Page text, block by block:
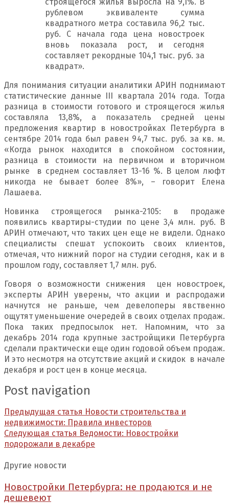
строящегося жилья выросла на 9,1%. В
рублевом эквиваленте сумма
квадратного метра составила 96,2 тыс.
руб. С начала года цена новостроек
вновь показала рост, и сегодня
составляет рекордные 104,1 тыс. руб. за
квадрат».
Для понимания ситуации аналитики АРИН поднимают
статистические данные III квартала 2014 года. Тогда
разница в стоимости готового и строящегося жилья
составляла 13,8%, а показатель средней цены
предложения квартир в новостройках Петербурга в
сентябре 2014 года был равен 94,7 тыс. руб. за кв. м.
«Когда рынок находится в спокойном состоянии,
разница в стоимости на первичном и вторичном
рынке в среднем составляет 13-16 %. В целом люфт
никогда не бывает более 8%», – говорит Елена
Лашаева.
Новинка строящегося рынка-2105: в продаже
появились квартиры-студии по цене 3,4 млн. руб. В
АРИН отмечают, что таких цен еще не видели. Однако
специалисты спешат успокоить своих клиентов,
отмечая, что нижний порог на студии сегодня, как и в
прошлом году, составляет 1,7 млн. руб.
Говоря о возможности снижения цен новостроек,
эксперты АРИН уверены, что акции и распродажи
начнутся не раньше, чем девелоперы явственно
ощутят уменьшение очередей в своих отделах продаж.
Пока таких предпосылок нет. Напомним, что за
декабрь 2014 года крупные застройщики Петербурга
сделали практически еще один годовой объем продаж.
И это несмотря на отсутствие акций и скидок в начале
декабря и рост цен в конце месяца.
Post navigation
Предыдущая статья Новости строительства и
недвижимости: Правила инвесторов
Следующая статья Ведомости: Новостройки
подорожали в декабре
Другие новости
Новостройки Петербурга: не продаются и не
дешевеют